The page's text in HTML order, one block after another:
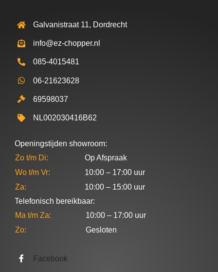
Galvanistraat 11, Dordrecht
info@ez-chopper.nl
085-4015481
06-21623628
69598037
NL002030416B62
Openingstijden showroom:
Zo t/m Di:
Op Afspraak
Wo t/m Vr:
10:00 – 17:00 uur
Za:
10:00 – 15:00 uur
Telefonisch bereikbaar:
Ma t/m Za:
10:00 – 17:00 uur
Zo:
Gesloten
Facebook